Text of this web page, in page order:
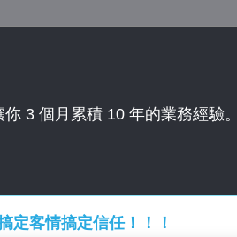
3 個月累積 10 年的業務經驗。
定客情搞定信任！！！